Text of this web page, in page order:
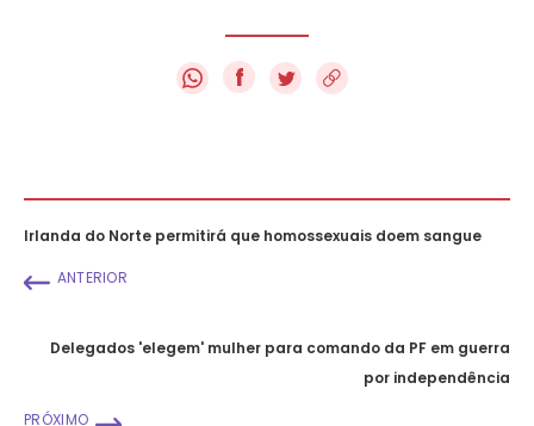
f
Irlanda do Norte permitirá que homossexuais doem sangue
ANTERIOR
Delegados 'elegem' mulher para comando da PF em guerra
por independência
PRÓXIMO